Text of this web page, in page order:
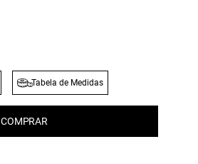
Tabela de Medidas
COMPRAR